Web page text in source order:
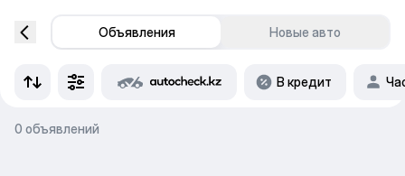
Объявления Новые авто
В кредит
0 объявлений